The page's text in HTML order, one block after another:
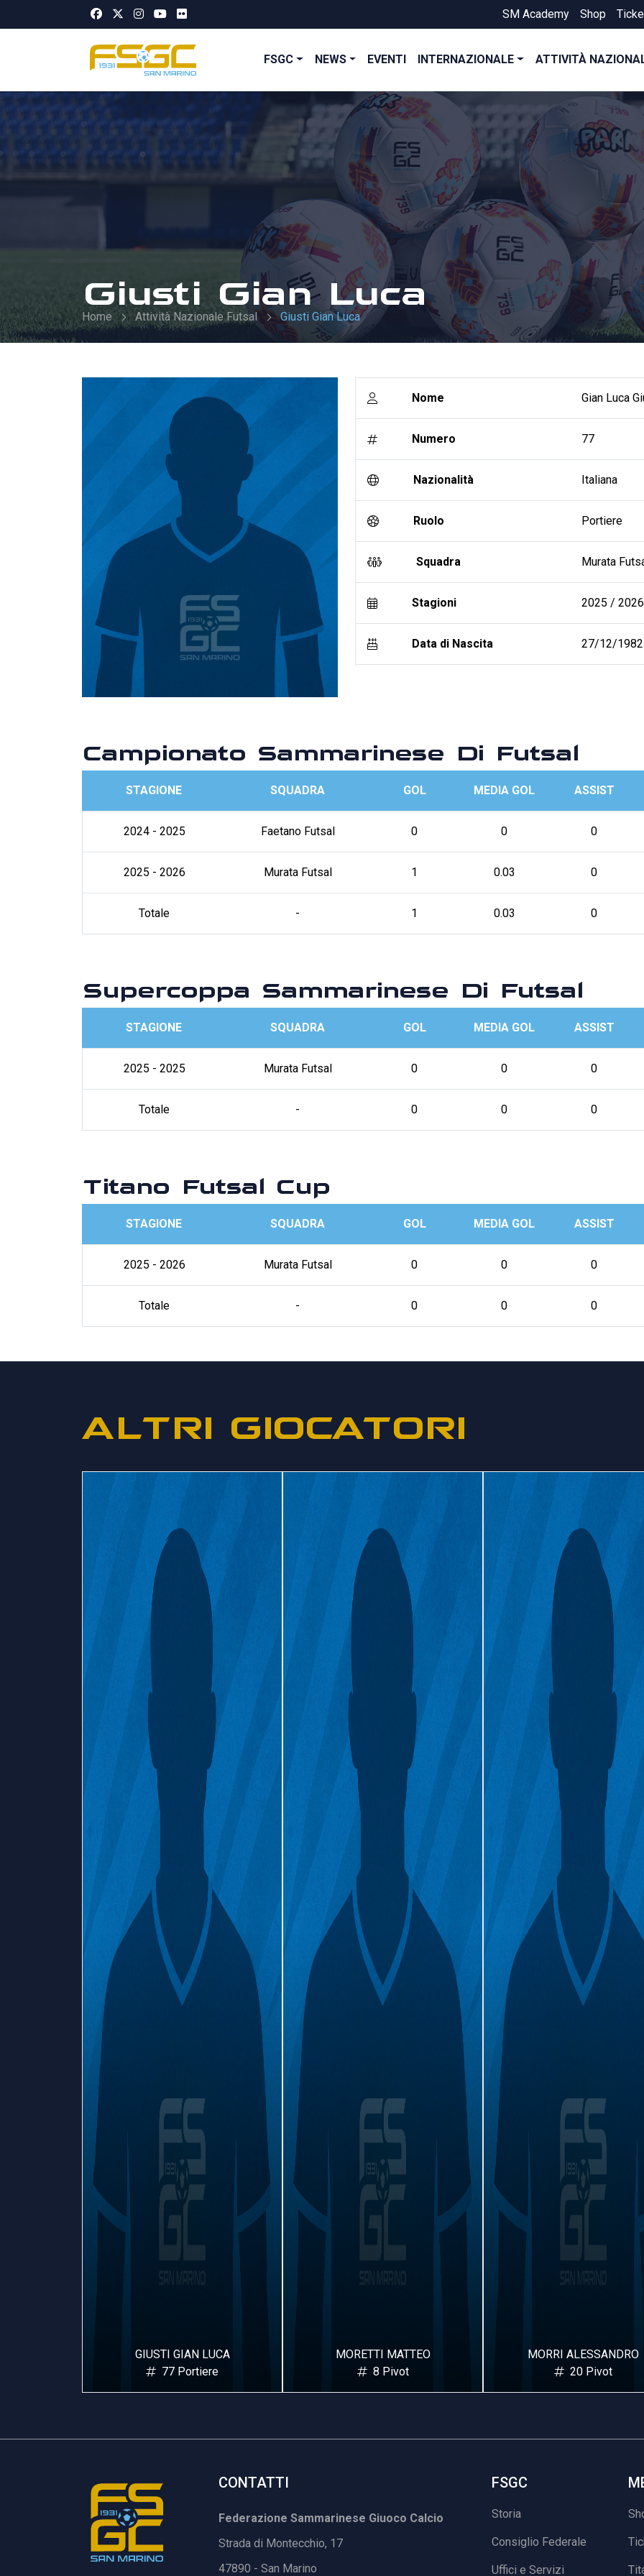
SM Academy Shop
FSGC NEWS EVENTI INTERNAZIONALE ATTIVITÀ
Giusti Gian Luca
Home Attività Nazionale Futsal Giusti Gian Luca
Nome Gian Luca
Numero 77
Nazionalità Italiana
Ruolo Portiere
Squadra Murata
Stagioni 2025 /
Data di Nascita 27/12/1982
Campionato Sammarinese Di Futsal
STAGIONE SQUADRA GOL MEDIA GOL ASSIST
2024 - 2025 Faetano Futsal 0 0 0
2025 - 2026 Murata Futsal 1 0.03 0
Totale - 1 0.03 0
Supercoppa Sammarinese Di Futsal
STAGIONE SQUADRA GOL MEDIA GOL ASSIST
2025 - 2025 Murata Futsal 0 0 0
Totale - 0 0 0
Titano Futsal Cup
STAGIONE SQUADRA GOL MEDIA GOL ASSIST
2025 - 2026 Murata Futsal 0 0 0
Totale - 0 0 0
ALTRI GIOCATORI
MORETTI MATTEO
8 Pivot
MORRI ALESSANDRO
20 Pivot
CONTATO ANDREA
4 Laterale
CONTATTI
Federazione Sammarinese Giuoco Calcio
Strada di Montecchio, 17
47890 - San Marino
FSGC
Storia
Consiglio Federale
Uffici e Servizi